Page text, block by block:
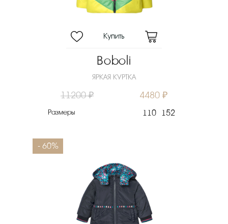
Boboli
ЯРКАЯ КУРТКА
11200 ₽ 4480 ₽
Размеры 110 152
- 60%